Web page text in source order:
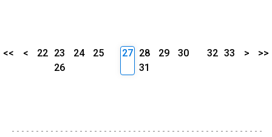
<< < 22 23 24
25
26
27 28 29
30
31
32 33 > >>